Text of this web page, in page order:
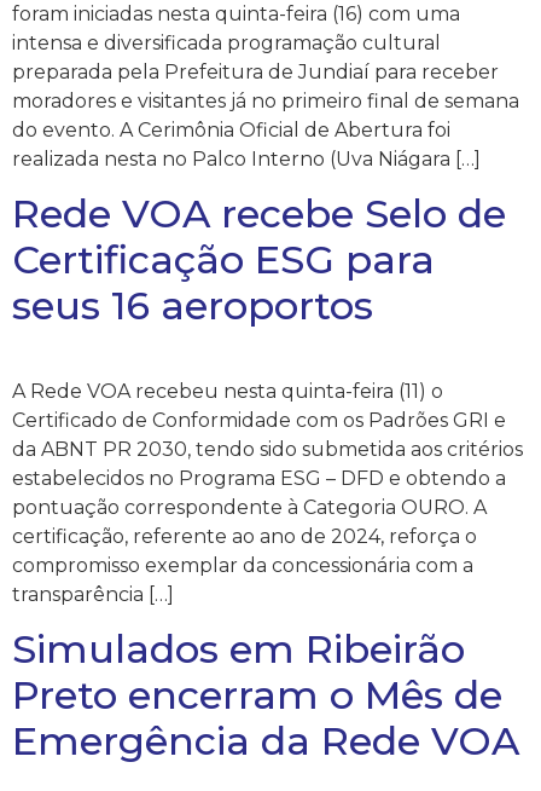
foram iniciadas nesta quinta-feira (16) com uma
intensa e diversificada programação cultural
preparada pela Prefeitura de Jundiaí para receber
moradores e visitantes já no primeiro final de semana
do evento. A Cerimônia Oficial de Abertura foi
realizada nesta no Palco Interno (Uva Niágara […]
Rede VOA recebe Selo de
Certificação ESG para
seus 16 aeroportos
A Rede VOA recebeu nesta quinta-feira (11) o
Certificado de Conformidade com os Padrões GRI e
da ABNT PR 2030, tendo sido submetida aos critérios
estabelecidos no Programa ESG – DFD e obtendo a
pontuação correspondente à Categoria OURO. A
certificação, referente ao ano de 2024, reforça o
compromisso exemplar da concessionária com a
transparência […]
Simulados em Ribeirão
Preto encerram o Mês de
Emergência da Rede VOA